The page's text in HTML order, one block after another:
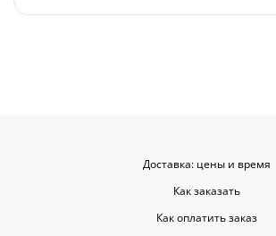
Доставка: цены и время
Как заказать
Как оплатить заказ